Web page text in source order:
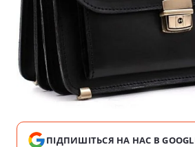
ПІДПИШІТЬСЯ НА НАС В